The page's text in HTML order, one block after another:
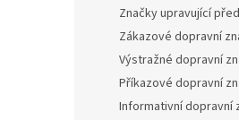
Značky upravující
Zákazové dopravní
Výstražné dopravní
Příkazové dopravní
Informativní dopravní